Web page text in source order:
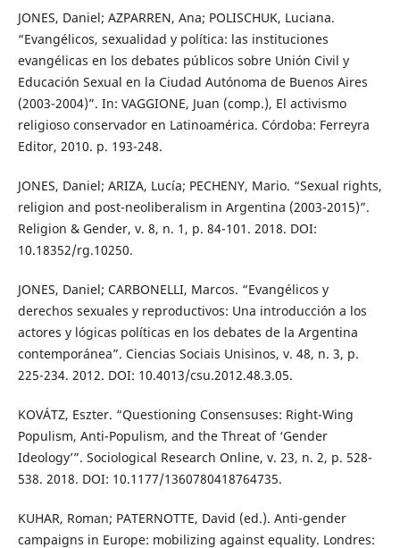
JONES, Daniel; AZPARREN, Ana; POLISCHUK, Luciana.
“Evangélicos, sexualidad y política: las instituciones
evangélicas en los debates públicos sobre Unión Civil y
Educación Sexual en la Ciudad Autónoma de Buenos Aires
(2003-2004)”. In: VAGGIONE, Juan (comp.), El activismo
religioso conservador en Latinoamérica. Córdoba: Ferreyra
Editor, 2010. p. 193-248.
JONES, Daniel; ARIZA, Lucía; PECHENY, Mario. “Sexual rights,
religion and post-neoliberalism in Argentina (2003-2015)”.
Religion & Gender, v. 8, n. 1, p. 84-101. 2018. DOI:
10.18352/rg.10250.
JONES, Daniel; CARBONELLI, Marcos. “Evangélicos y
derechos sexuales y reproductivos: Una introducción a los
actores y lógicas políticas en los debates de la Argentina
contemporánea”. Ciencias Sociais Unisinos, v. 48, n. 3, p.
225-234. 2012. DOI: 10.4013/csu.2012.48.3.05.
KOVÁTZ, Eszter. “Questioning Consensuses: Right-Wing
Populism, Anti-Populism, and the Threat of ‘Gender
Ideology’”. Sociological Research Online, v. 23, n. 2, p. 528-
538. 2018. DOI: 10.1177/1360780418764735.
KUHAR, Roman; PATERNOTTE, David (ed.). Anti-gender
campaigns in Europe: mobilizing against equality. Londres: